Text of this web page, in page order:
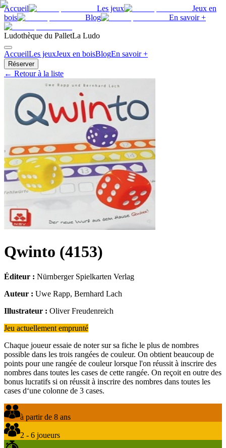
Accueil Les jeux
Jeux en
bois
Blog En savoir +
Ludothèque du PalletLa Ludo
AccueilLes jeuxJeux en boisBlogEn savoir +
Réserver
← Retour à la liste
Qwinto (4153)
Éditeur : Nürnberger Spielkarten Verlag
Auteur : Uwe Rapp, Bernhard Lach
Illustrateur : Oliver Freudenreich
Jeu actuellement emprunté
Chaque joueur essaie de noter sur sa fiche le plus de nombres
possible dans les trois rangées de couleur. On obtient beaucoup de
points pour une rangée de couleur lorsque l'on réussit à inscrire des
nombres dans toutes les cases de cette rangée. On reçoit en outre des
bonus lucratifs si on réussit à inscrire des nombres dans toutes les
cases d‘une colonne de 3 cases.
à partir de 8 ans
2 - 6 joueurs